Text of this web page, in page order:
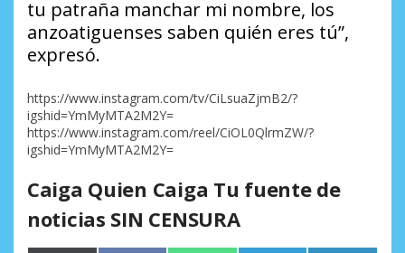
tu patraña manchar mi nombre, los
anzoatiguenses saben quién eres tú”,
expresó.
https://www.instagram.com/tv/CiLsuaZjmB2/?
igshid=YmMyMTA2M2Y=
https://www.instagram.com/reel/CiOL0QlrmZW/?
igshid=YmMyMTA2M2Y=
Caiga Quien Caiga Tu fuente de
noticias SIN CENSURA